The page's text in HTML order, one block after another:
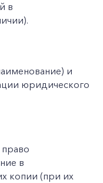
в
и
юридического
в
копии (при их